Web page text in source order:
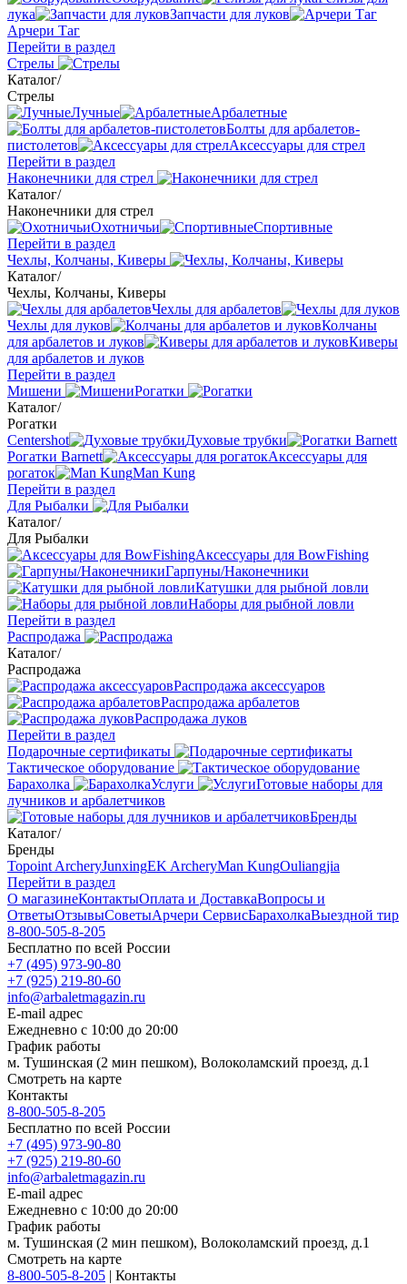
лука
Запчасти для луков
Арчери Таг
Перейти в раздел
Стрелы
Каталог/
Стрелы
Лучные
Арбалетные
Болты для арбалетов-
пистолетов
Аксессуары для стрел
Перейти в раздел
Наконечники для стрел
Каталог/
Наконечники для стрел
Охотничьи
Спортивные
Перейти в раздел
Чехлы, Колчаны, Киверы
Каталог/
Чехлы, Колчаны, Киверы
Чехлы для арбалетов
Чехлы для луков
Колчаны
для арбалетов и луков
Киверы
для арбалетов и луков
Перейти в раздел
Мишени
Рогатки
Каталог/
Рогатки
Centershot
Духовые трубки
Рогатки Barnett
Аксессуары для
рогаток
Man Kung
Перейти в раздел
Для Рыбалки
Каталог/
Для Рыбалки
Аксессуары для BowFishing
Гарпуны/Наконечники
Катушки для рыбной ловли
Наборы для рыбной ловли
Перейти в раздел
Распродажа
Каталог/
Распродажа
Распродажа аксессуаров
Распродажа арбалетов
Распродажа луков
Перейти в раздел
Подарочные сертификаты
Тактическое оборудование
Барахолка
Услуги
Готовые наборы для
лучников и арбалетчиков
Бренды
Каталог/
Бренды
Topoint ArcheryJunxingEK ArcheryMan KungOuliangjia
Перейти в раздел
О магазинеКонтактыОплата и ДоставкаВопросы и
ОтветыОтзывыСоветыАрчери СервисБарахолкаВыездной тир
8-800-505-8-205
Бесплатно по всей России
+7 (495) 973-90-80
+7 (925) 219-80-60
info@arbaletmagazin.ru
E-mail адрес
Ежедневно с 10:00 до 20:00
График работы
м. Тушинская (2 мин пешком), Волоколамский проезд, д.1
Смотреть на карте
Контакты
8-800-505-8-205
Бесплатно по всей России
+7 (495) 973-90-80
+7 (925) 219-80-60
info@arbaletmagazin.ru
E-mail адрес
Ежедневно с 10:00 до 20:00
График работы
м. Тушинская (2 мин пешком), Волоколамский проезд, д.1
Смотреть на карте
8-800-505-8-205 | Контакты